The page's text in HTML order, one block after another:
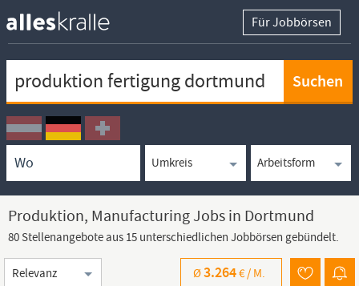
Für Jobbörsen
Ortssuche
Umkreissuche
Arbeitsform
Produktion, Manufacturing Jobs in Dortmund
80 Stellenangebote aus 15 unterschiedlichen Jobbörsen gebündelt.
Sortierung
Ø3.264€ / M.